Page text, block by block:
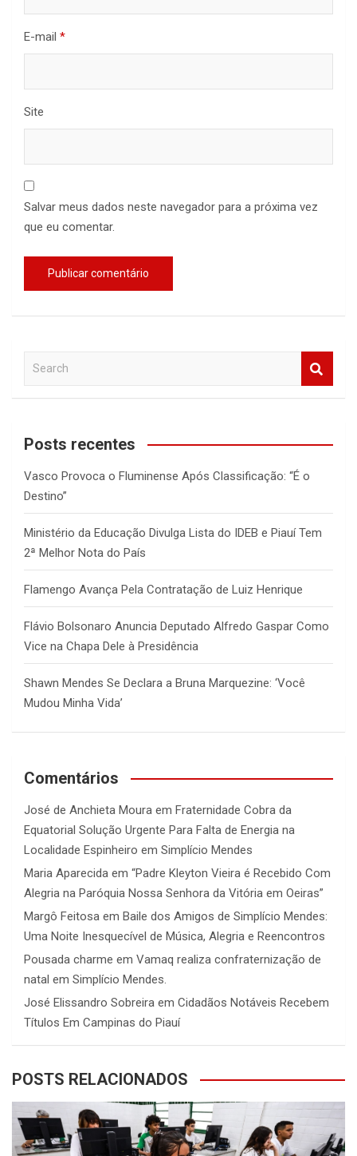
E-mail *
Site
Salvar meus dados neste navegador para a próxima vez
que eu comentar.
a
c
Posts recentes
Vasco Provoca o Fluminense Após Classificação: “É o
Destino”
Ministério da Educação Divulga Lista do IDEB e Piauí Tem
2ª Melhor Nota do País
Flamengo Avança Pela Contratação de Luiz Henrique
Flávio Bolsonaro Anuncia Deputado Alfredo Gaspar Como
Vice na Chapa Dele à Presidência
Shawn Mendes Se Declara a Bruna Marquezine: ‘Você
Mudou Minha Vida’
Comentários
José de Anchieta Moura em Fraternidade Cobra da
Equatorial Solução Urgente Para Falta de Energia na
Localidade Espinheiro em Simplício Mendes
Maria Aparecida em “Padre Kleyton Vieira é Recebido Com
Alegria na Paróquia Nossa Senhora da Vitória em Oeiras”
Margô Feitosa em Baile dos Amigos de Simplício Mendes:
Uma Noite Inesquecível de Música, Alegria e Reencontros
Pousada charme em Vamaq realiza confraternização de
natal em Simplício Mendes.
José Elissandro Sobreira em Cidadãos Notáveis Recebem
Títulos Em Campinas do Piauí
POSTS RELACIONADOS